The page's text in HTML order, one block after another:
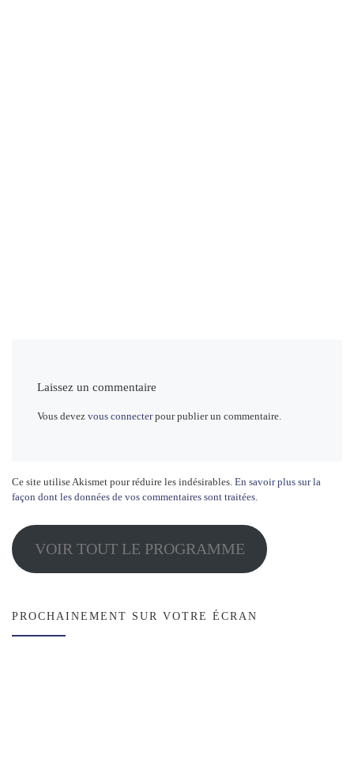
Laissez un commentaire
Vous devezvous connecterpour publier un commentaire.
Ce site utilise Akismet pour réduire les indésirables. En savoir plus sur la
façon dont les données de vos commentaires sont traitées.
VOIR TOUT LE PROGRAMME
PROCHAINEMENT SUR VOTRE ÉCRAN